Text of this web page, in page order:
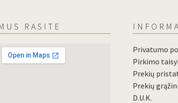
RASITE
Privatumo
Pirkimo
Prekių
Prekių
D.U.K.